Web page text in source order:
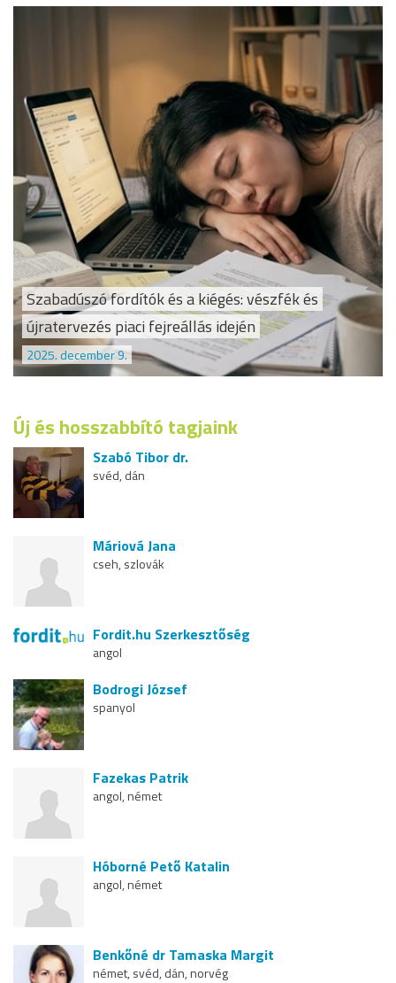
Szabadúszó fordítók és a kiégés: vészfék és
újratervezés piaci fejreállás idején
2025. december 9.
Új és hosszabbító tagjaink
Szabó Tibor dr.
svéd, dán
Máriová Jana
cseh, szlovák
Fordit.hu Szerkesztőség
angol
Bodrogi József
spanyol
Fazekas Patrik
angol, német
Hóborné Pető Katalin
angol, német
Benkőné dr Tamaska Margit
német, svéd, dán, norvég